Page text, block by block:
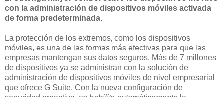
con la administración de dispositivos móviles activada
de forma predeterminada.
La protección de los extremos, como los dispositivos
móviles, es una de las formas más efectivas para que las
empresas mantengan sus datos seguros. Más de 7 millones
de dispositivos ya se administran con la solución de
administración de dispositivos móviles de nivel empresarial
que ofrece G Suite. Con la nueva configuración de